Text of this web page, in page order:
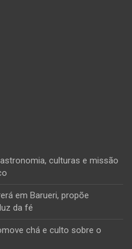
culturas e missão
em Barueri, propõe
da fé
chá e culto sobre o